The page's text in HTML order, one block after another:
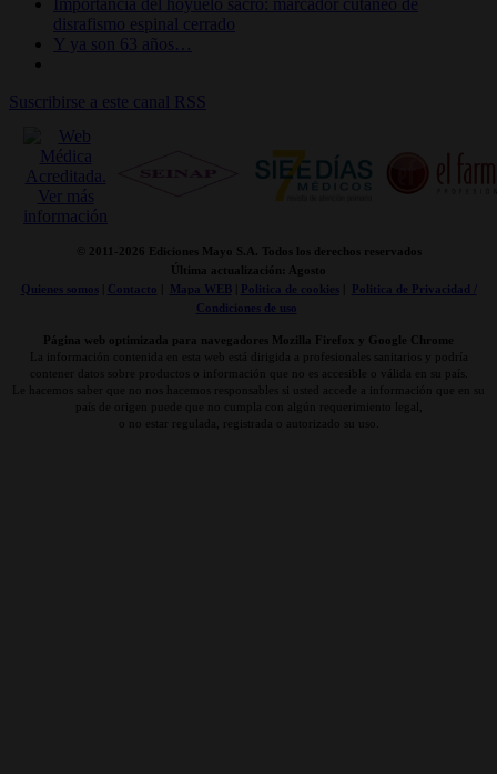
Importancia del hoyuelo sacro: marcador cutáneo de
disrafismo espinal cerrado
Y ya son 63 años…
Suscribirse a este canal RSS
© 2011- 2026 Ediciones Mayo S.A. Todos los derechos reservados
Última actualización: Agosto
Quienes somos| Contacto Mapa WEB| Politica de cookies|
Politica de Privacidad /
Condiciones de uso
Página web optimizada para navegadores Mozilla Firefox y Google Chrome
La información contenida en esta web está dirigida a profesionales sanitarios y podría
contener datos sobre productos o información que no es accesible o válida en su país.
Le hacemos saber que no nos hacemos responsables si usted accede a información que en su
país de origen puede que no cumpla con algún requerimiento legal,
o no estar regulada, registrada o autorizado su uso.